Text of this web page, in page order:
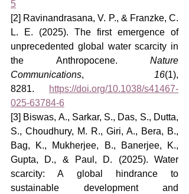
5
[2] Ravinandrasana, V. P., & Franzke, C.
L. E. (2025). The first emergence of
unprecedented global water scarcity in
the Anthropocene. Nature
Communications, 16(1),
8281.
https://doi.org/10.1038/s41467-
025-63784-6
[3] Biswas, A., Sarkar, S., Das, S., Dutta,
S., Choudhury, M. R., Giri, A., Bera, B.,
Bag, K., Mukherjee, B., Banerjee, K.,
Gupta, D., & Paul, D. (2025). Water
scarcity: A global hindrance to
sustainable development and